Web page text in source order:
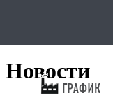
Новости